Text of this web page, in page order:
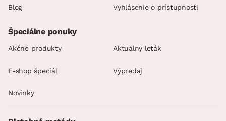
Blog Vyhlásenie o prístupnosti
Špeciálne ponuky
Akčné produkty Aktuálny leták
E-shop špeciál Výpredaj
Novinky